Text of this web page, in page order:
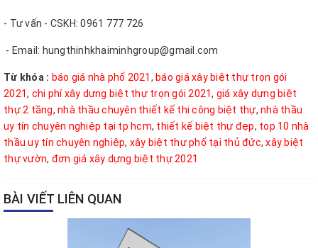
- Tư vấn - CSKH: 0961 777 726
- Email: hungthinhkhaiminhgroup@gmail.com
Từ khóa : báo giá nhà phố 2021 , báo giá xây biệt thự trọn gói
2021, chi phí xây dựng biệt thự trọn gói 2021, giá xây dựng biệt
thự 2 tầng, nhà thầu chuyên thiết kế thi công biệt thự, nhà thầu
uy tín chuyên nghiệp tại tp hcm, thiết kế biệt thự đẹp, top 10 nhà
thầu uy tín chuyên nghiệp, xây biệt thự phố tại thủ đức,xây biệt
thự vườn, đơn giá xây dựng biệt thự 2021
BÀI VIẾT LIÊN QUAN